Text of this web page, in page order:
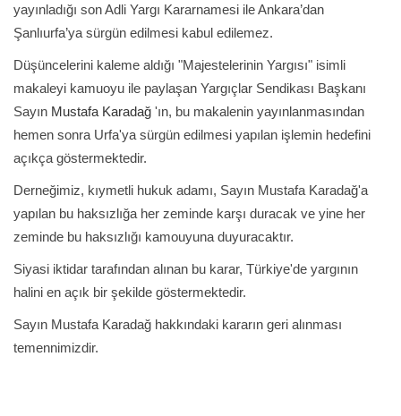
yayınladığı son Adli Yargı Kararnamesi ile Ankara’dan
Şanlıurfa’ya sürgün edilmesi kabul edilemez.
Düşüncelerini kaleme aldığı "Majestelerinin Yargısı" isimli
makaleyi kamuoyu ile paylaşan Yargıçlar Sendikası Başkanı
Sayın Mustafa Karadağ 'ın, bu makalenin yayınlanmasından
hemen sonra Urfa'ya sürgün edilmesi yapılan işlemin hedefini
açıkça göstermektedir.
Derneğimiz, kıymetli hukuk adamı, Sayın Mustafa Karadağ'a
yapılan bu haksızlığa her zeminde karşı duracak ve yine her
zeminde bu haksızlığı kamouyuna duyuracaktır.
Siyasi iktidar tarafından alınan bu karar, Türkiye'de yargının
halini en açık bir şekilde göstermektedir.
Sayın Mustafa Karadağ hakkındaki kararın geri alınması
temennimizdir.